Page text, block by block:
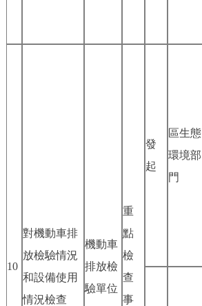
10
對機動車排
放檢驗情況
和設備使用
情況檢查
機動車
排放檢
驗單位
重
點
檢
查
事
發
起
區生態
環境部
門